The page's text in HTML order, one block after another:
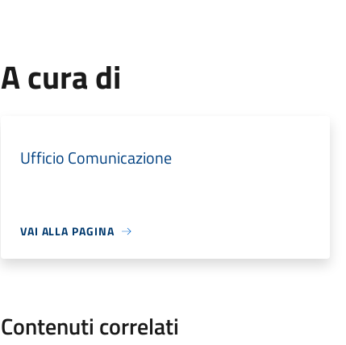
A cura di
Ufficio Comunicazione
VAI ALLA PAGINA
Contenuti correlati